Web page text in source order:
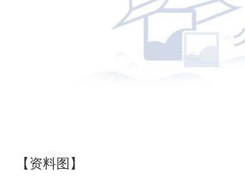
【资料图】